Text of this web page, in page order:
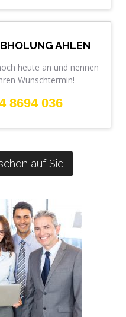
AHLEN
heute an und nennen
Wunschtermin!
8694 036
auf Sie